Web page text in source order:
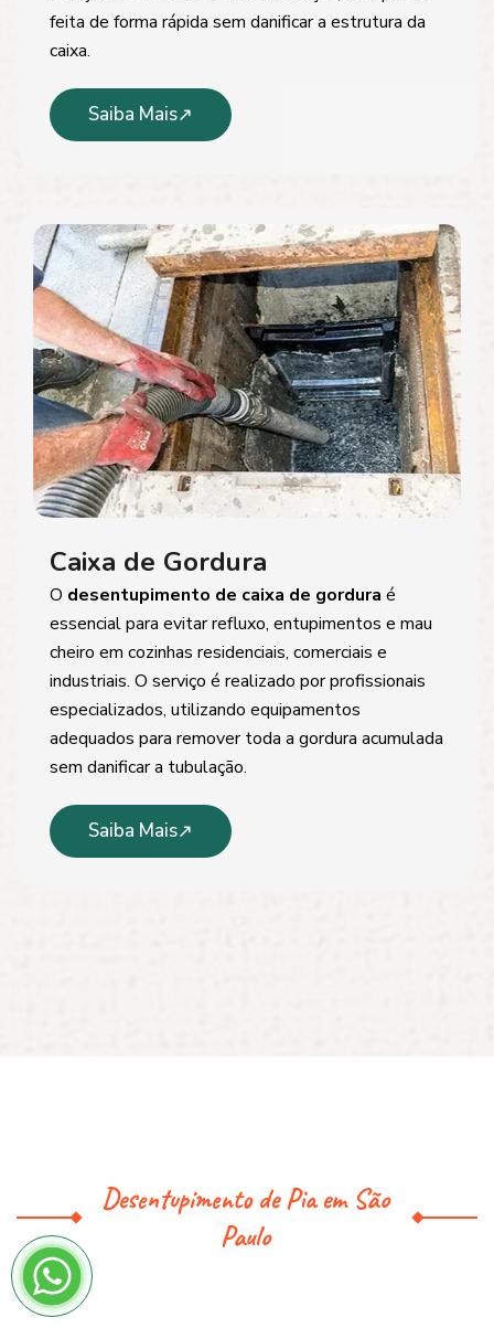
feita de forma rápida sem danificar a estrutura da
caixa.
Saiba Mais
Caixa de Gordura
O desentupimento de caixa de gordura é
essencial para evitar refluxo, entupimentos e mau
cheiro em cozinhas residenciais, comerciais e
industriais. O serviço é realizado por profissionais
especializados, utilizando equipamentos
adequados para remover toda a gordura acumulada
sem danificar a tubulação.
Saiba Mais
Desentupimento de Pia em São
Paulo